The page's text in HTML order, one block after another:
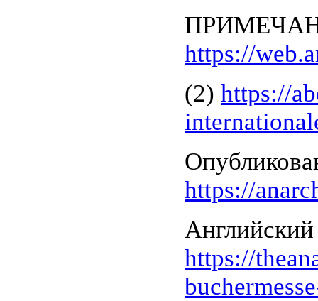
https://
(2) https://
https://
https://